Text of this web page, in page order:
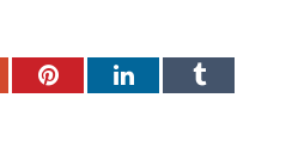
PinterestLinkedInTumblr